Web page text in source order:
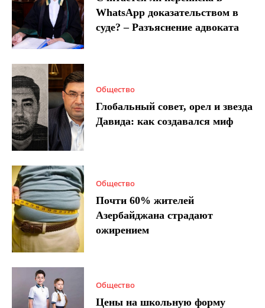
WhatsApp доказательством в
суде? – Разъяснение адвоката
Общество
Глобальный совет, орел и звезда
Давида: как создавался миф
Общество
Почти 60% жителей
Азербайджана страдают
ожирением
Общество
Цены на школьную форму